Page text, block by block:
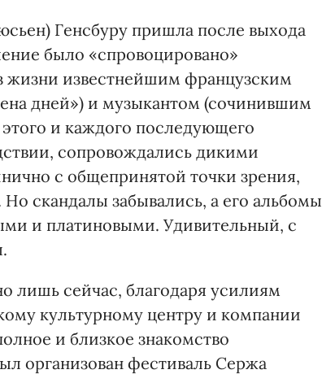
Генсбуру пришла после выхода
было «спровоцировано»
известнейшим французским
дней») и музыкантом (сочинившим
и каждого последующего
сопровождались дикими
с общепринятой точки зрения,
скандалы забывались, а его альбомы
и платиновыми. Удивительный, с
лишь сейчас, благодаря усилиям
культурному центру и компании
и близкое знакомство
организован фестиваль Сержа